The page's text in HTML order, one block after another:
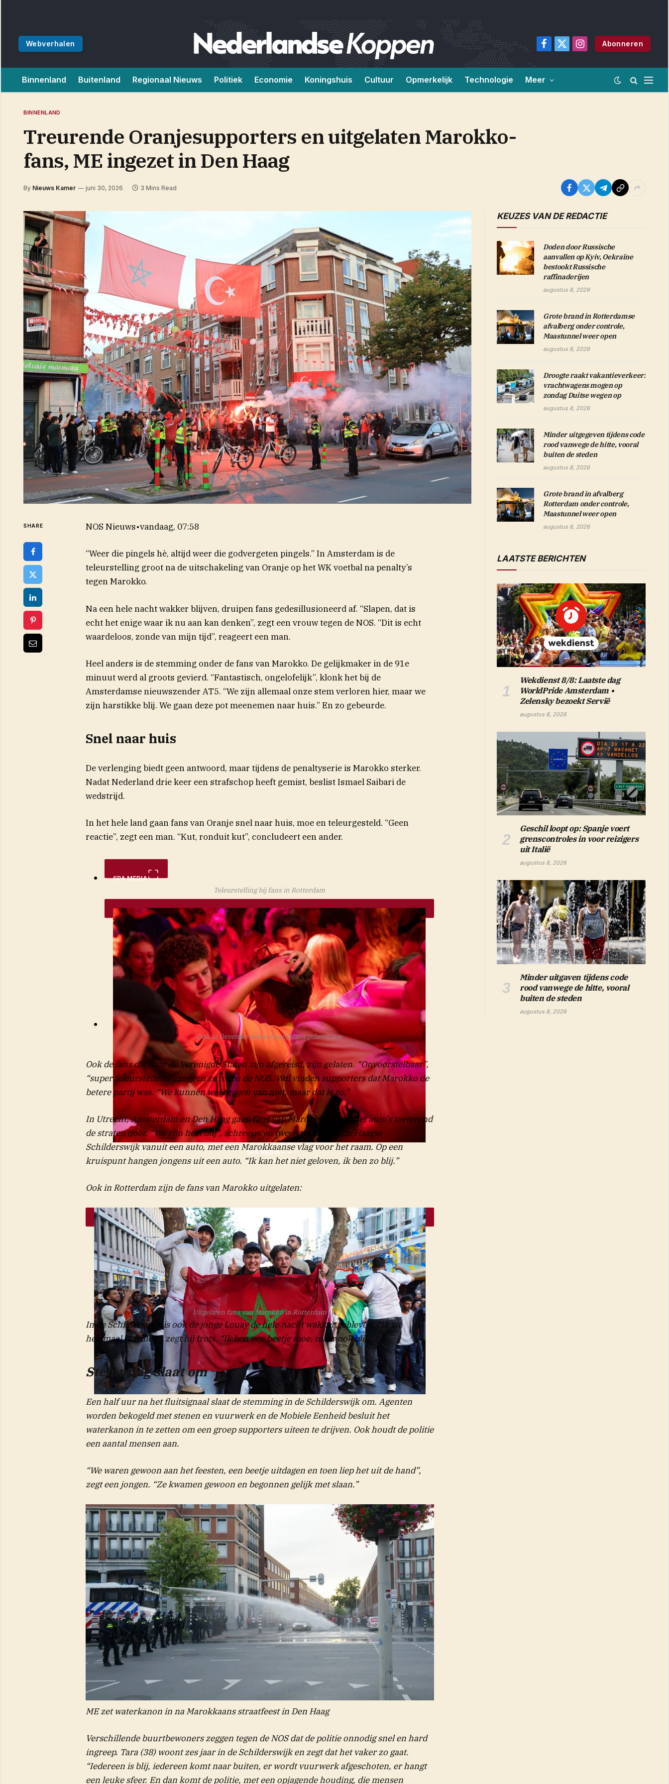
Webverhalen
Facebook
X
Instagram
Abonneren
Binnenland Buitenland Regionaal Nieuws Politiek Economie Koningshuis Cultuur Opmerkelijk Technologie Meer
BINNENLAND
Treurende Oranjesupporters en uitgelaten Marokko-
fans, ME ingezet in Den Haag
By Nieuws Kamer juni 30, 2026 3 Mins Read
SHARE NOS Nieuws•vandaag, 07:58
“Weer die pingels hè, altijd weer die godvergeten pingels.” In Amsterdam is de
teleurstelling groot na de uitschakeling van Oranje op het WK voetbal na penalty’s
tegen Marokko.
Na een hele nacht wakker blijven, druipen fans gedesillusioneerd af. “Slapen, dat is
echt het enige waar ik nu aan kan denken”, zegt een vrouw tegen de NOS. “Dit is echt
waardeloos, zonde van mijn tijd”, reageert een man.
Heel anders is de stemming onder de fans van Marokko. De gelijkmaker in de 91e
minuut werd al groots gevierd. “Fantastisch, ongelofelijk”, klonk het bij de
Amsterdamse nieuwszender AT5. “We zijn allemaal onze stem verloren hier, maar we
zijn harstikke blij. We gaan deze pot meenemen naar huis.” En zo gebeurde.
Snel naar huis
De verlenging biedt geen antwoord, maar tijdens de penaltyserie is Marokko sterker.
Nadat Nederland drie keer een strafschop heeft gemist, beslist Ismael Saibari de
wedstrijd.
In het hele land gaan fans van Oranje snel naar huis, moe en teleurgesteld. “Geen
reactie”, zegt een man. “Kut, ronduit kut”, concludeert een ander.
SPA MEDIA
Teleurstelling bij fans in Rotterdam
SPS MEDIA
Ook in Deventer keken Oranjefans gelaten toe
Ook de fans die naar de Verenigde Staten zijn afgereisd, zijn gelaten. “Onvoorstelbaar”,
“super teleurstellend”, zeggen ze tegen de NOS. Wel vinden supporters dat Marokko de
betere partij was. “We kunnen wel zeggen van niet, maar dat is zo.”
In Utrecht, Amsterdam en Den Haag gaan fans van Marokko direct met auto’s toeterend
de straten door. “We zijn heel blij”, schreeuwen twee vrouwen in de Haagse
Schilderswijk vanuit een auto, met een Marokkaanse vlag voor het raam. Op een
kruispunt hangen jongens uit een auto. “Ik kan het niet geloven, ik ben zo blij.”
Ook in Rotterdam zijn de fans van Marokko uitgelaten:
SPA MEDIA
Uitgelaten fans van Marokko in Rotterdam
In de Schilderswijk is ook de jonge Louay de hele nacht wakker gebleven. “Ik zit
helemaal te trillen”, zegt hij trots. “Ik ben een beetje moe, maar ook blij.”
Stemming slaat om
Een half uur na het fluitsignaal slaat de stemming in de Schilderswijk om. Agenten
worden bekogeld met stenen en vuurwerk en de Mobiele Eenheid besluit het
waterkanon in te zetten om een groep supporters uiteen te drijven. Ook houdt de politie
een aantal mensen aan.
“We waren gewoon aan het feesten, een beetje uitdagen en toen liep het uit de hand”,
zegt een jongen. “Ze kwamen gewoon en begonnen gelijk met slaan.”
ME zet waterkanon in na Marokkaans straatfeest in Den Haag
Verschillende buurtbewoners zeggen tegen de NOS dat de politie onnodig snel en hard
ingreep. Tara (38) woont zes jaar in de Schilderswijk en zegt dat het vaker zo gaat.
“Iedereen is blij, iedereen komt naar buiten, er wordt vuurwerk afgeschoten, er hangt
een leuke sfeer. En dan komt de politie, met een opjagende houding, die mensen
KEUZES VAN DE REDACTIE
Doden door Russische
aanvallen op Kyiv, Oekraïne
bestookt Russische
raffinaderijen
augustus 8, 2026
Grote brand in Rotterdamse
afvalberg onder controle,
Maastunnel weer open
augustus 8, 2026
Droogte raakt vakantieverkeer:
vrachtwagens mogen op
zondag Duitse wegen op
augustus 8, 2026
Minder uitgegeven tijdens code
rood vanwege de hitte, vooral
buiten de steden
augustus 8, 2026
Grote brand in afvalberg
Rotterdam onder controle,
Maastunnel weer open
augustus 8, 2026
LAATSTE BERICHTEN
Wekdienst 8/8: Laatste dag
WorldPride Amsterdam •
Zelensky bezoekt Servië
augustus 8, 2026
Geschil loopt op: Spanje voert
grenscontroles in voor reizigers
uit Italië
augustus 8, 2026
Minder uitgaven tijdens code
rood vanwege de hitte, vooral
buiten de steden
augustus 8, 2026